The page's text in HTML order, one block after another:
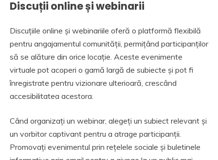
Discuții online și webinarii
Discuțiile online și webinariile oferă o platformă flexibilă
pentru angajamentul comunității, permițând participanților
să se alăture din orice locație. Aceste evenimente
virtuale pot acoperi o gamă largă de subiecte și pot fi
înregistrate pentru vizionare ulterioară, crescând
accesibilitatea acestora.
Când organizați un webinar, alegeți un subiect relevant și
un vorbitor captivant pentru a atrage participanții.
Promovați evenimentul prin rețelele sociale și buletinele